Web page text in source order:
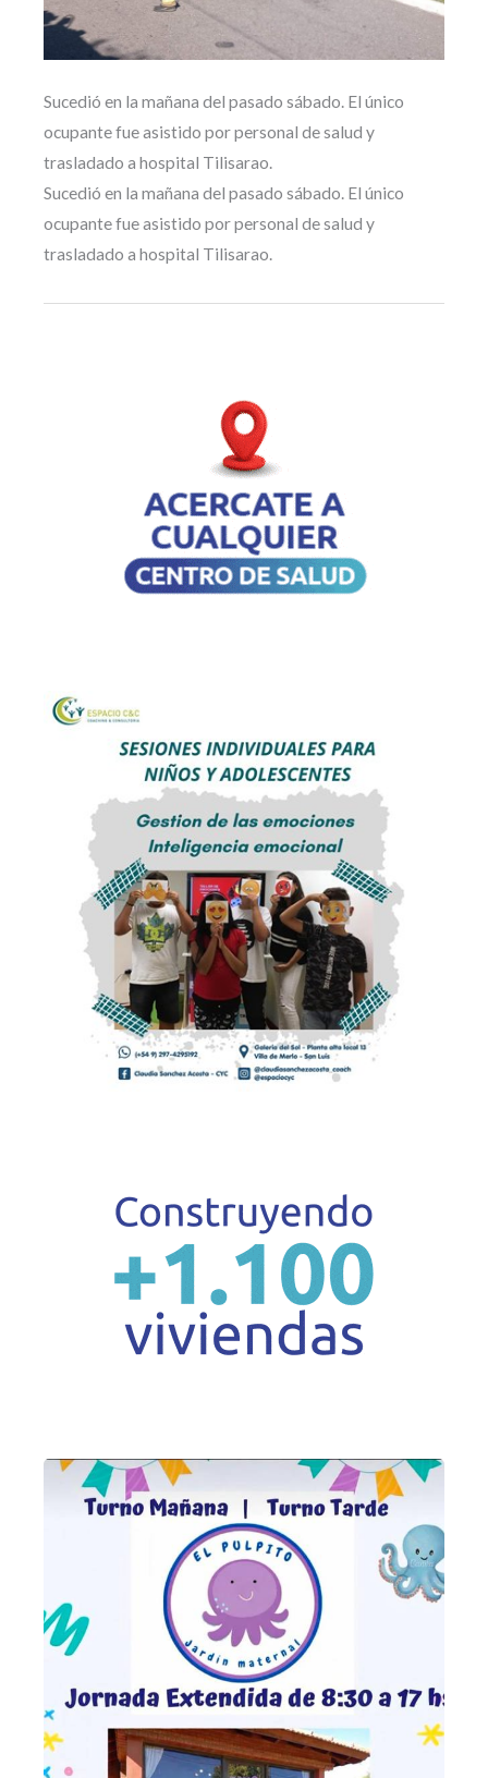
Sucedió en la mañana del pasado sábado. El único
ocupante fue asistido por personal de salud y
trasladado a hospital Tilisarao.
Sucedió en la mañana del pasado sábado. El único
ocupante fue asistido por personal de salud y
trasladado a hospital Tilisarao.